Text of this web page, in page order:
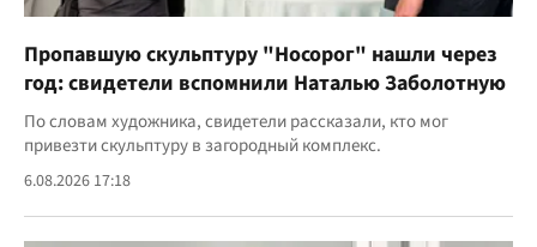
Пропавшую скульптуру "Носорог" нашли через
год: свидетели вспомнили Наталью Заболотную
По словам художника, свидетели рассказали, кто мог
привезти скульптуру в загородный комплекс.
6.08.2026 17:18